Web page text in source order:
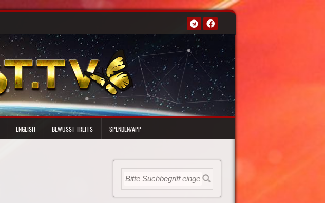
ENGLISH BEWUSST-TREFFS SPENDEN/APP